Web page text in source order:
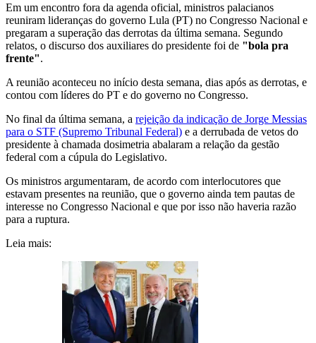
Em um encontro fora da agenda oficial, ministros palacianos
reuniram lideranças do governo Lula (PT) no Congresso Nacional e
pregaram a superação das derrotas da última semana. Segundo
relatos, o discurso dos auxiliares do presidente foi de "bola pra
frente".
A reunião aconteceu no início desta semana, dias após as derrotas, e
contou com líderes do PT e do governo no Congresso.
No final da última semana, a rejeição da indicação de Jorge Messias
para o STF (Supremo Tribunal Federal) e a derrubada de vetos do
presidente à chamada dosimetria abalaram a relação da gestão
federal com a cúpula do Legislativo.
Os ministros argumentaram, de acordo com interlocutores que
estavam presentes na reunião, que o governo ainda tem pautas de
interesse no Congresso Nacional e que por isso não haveria razão
para a ruptura.
Leia mais: